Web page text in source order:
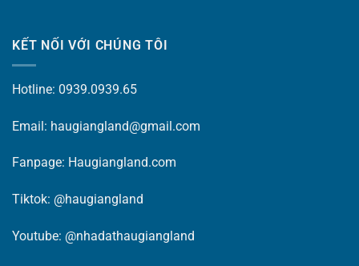
KẾT NỐI VỚI CHÚNG TÔI
Hotline: 0939.0939.65
Email: haugiangland@gmail.com
Fanpage: Haugiangland.com
Tiktok: @haugiangland
Youtube: @nhadathaugiangland